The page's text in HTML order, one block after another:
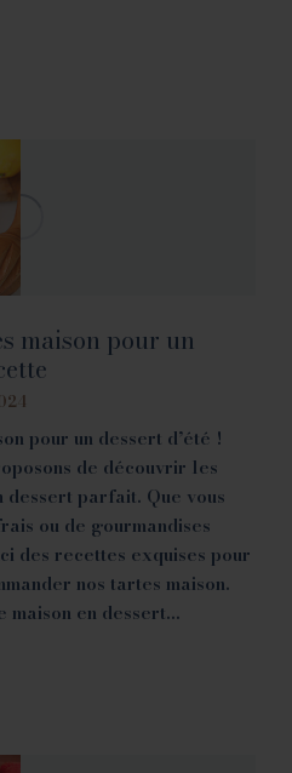
maison pour un
pour un dessert d’été !
de découvrir les
parfait. Que vous
ou de gourmandises
des recettes exquises pour
nos tartes maison.
maison en dessert…